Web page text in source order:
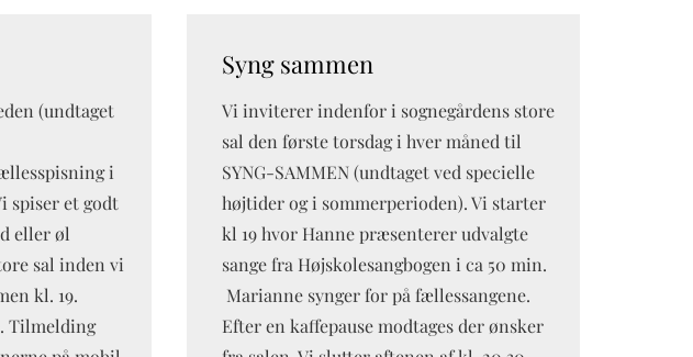
(undtaget
i
spiser et godt
eller øl
sal inden vi
kl. 19.
Tilmelding
Syng sammen
Vi inviterer indenfor i sognegårdens store
sal den første torsdag i hver måned til
SYNG-SAMMEN (undtaget ved specielle
højtider og i sommerperioden). Vi starter
kl 19 hvor Hanne præsenterer udvalgte
sange fra Højskolesangbogen i ca 50 min.
Marianne synger for på fællessangene.
Efter en kaffepause modtages der ønsker